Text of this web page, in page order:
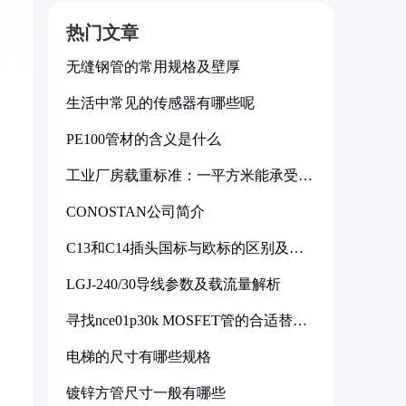
热门文章
无缝钢管的常用规格及壁厚
生活中常见的传感器有哪些呢
PE100管材的含义是什么
工业厂房载重标准：一平方米能承受多
CONOSTAN公司简介
C13和C14插头国标与欧标的区别及其
LGJ-240/30导线参数及载流量解析
寻找nce01p30k MOSFET管的合适替代
电梯的尺寸有哪些规格
镀锌方管尺寸一般有哪些